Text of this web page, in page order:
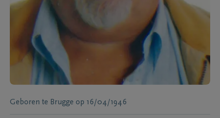
Geboren te Brugge op 16/04/1946